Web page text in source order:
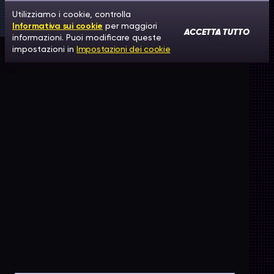
Utilizziamo i cookie, controlla
Informativa sui cookie per maggiori
informazioni. Puoi modificare queste
impostazioni in Impostazioni dei cookie
ACCETTA TUTTO